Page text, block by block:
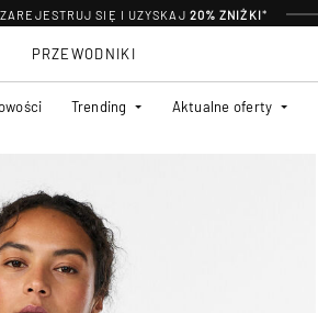
ZAREJESTRUJ SIĘ I UZYSKAJ 20% ZNIŻKI*
Trending Aktualne oferty
PRZEWODNIKI